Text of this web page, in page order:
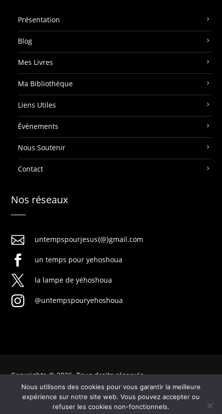
Présentation
Blog
Mes Livres
Ma Bibliothèque
Liens Utiles
Évènements
Nous Soutenir
Contact
Nos réseaux
 untempspourjesus{@}gmail.com
 un temps pour yehoshoua
 la lampe de yéhoshoua
 @untempspouryehoshoua
Copyrights © 2026. Tous droits réservés
Mentions légales |Politique de confidentialité
Nous utilisons des cookies pour vous garantir la meilleure
expérience sur notre site web. Vous pouvez accepter ou
refuser les cookies non-fonctionnels.